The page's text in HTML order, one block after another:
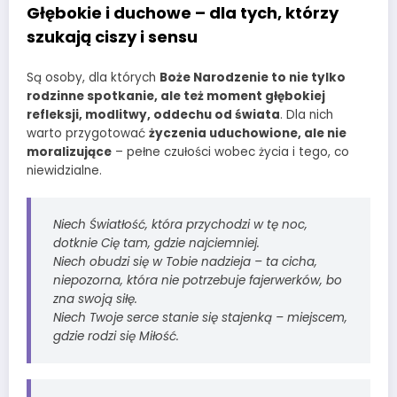
Głębokie i duchowe – dla tych, którzy
szukają ciszy i sensu
Są osoby, dla których Boże Narodzenie to nie tylko
rodzinne spotkanie, ale też moment głębokiej
refleksji, modlitwy, oddechu od świata. Dla nich
warto przygotować życzenia uduchowione, ale nie
moralizujące – pełne czułości wobec życia i tego, co
niewidzialne.
Niech Światłość, która przychodzi w tę noc,
dotknie Cię tam, gdzie najciemniej.
Niech obudzi się w Tobie nadzieja – ta cicha,
niepozorna, która nie potrzebuje fajerwerków, bo
zna swoją siłę.
Niech Twoje serce stanie się stajenką – miejscem,
gdzie rodzi się Miłość.